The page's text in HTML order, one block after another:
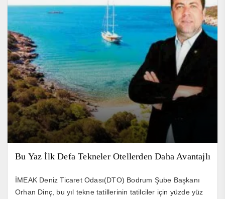
Bu Yaz İlk Defa Tekneler Otellerden Daha Avantajlı
İMEAK Deniz Ticaret Odası(DTO) Bodrum Şube Başkanı
Orhan Dinç, bu yıl tekne tatillerinin tatilciler için yüzde yüz